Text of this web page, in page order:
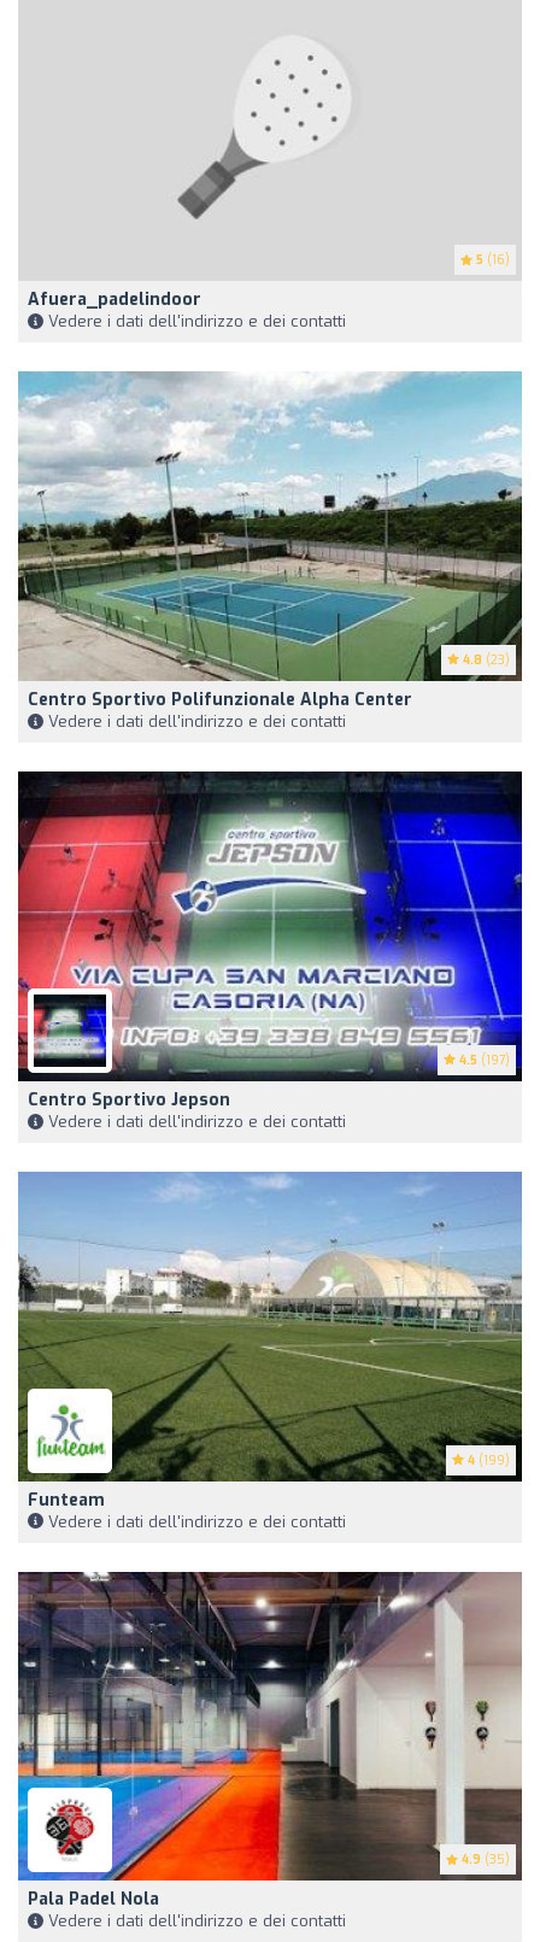
5 (16)
Afuera_padelindoor
Vedere i dati dell'indirizzo e dei contatti
4.8 (23)
Centro Sportivo Polifunzionale Alpha Center
Vedere i dati dell'indirizzo e dei contatti
4.5 (197)
Centro Sportivo Jepson
Vedere i dati dell'indirizzo e dei contatti
4 (199)
Funteam
Vedere i dati dell'indirizzo e dei contatti
4.9 (35)
Pala Padel Nola
Vedere i dati dell'indirizzo e dei contatti